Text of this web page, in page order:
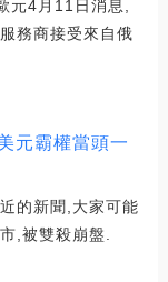
元4月11日消息,
務商接受來自俄
元霸權當頭一
的新聞,大家可能
,被雙殺崩盤.